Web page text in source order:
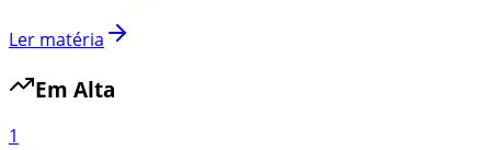
Ler matéria
Em Alta
1